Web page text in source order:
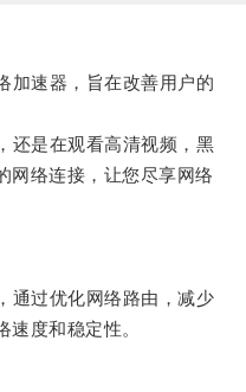
速器，旨在改善用户的
是在观看高清视频，黑
网络连接，让您尽享网络
过优化网络路由，减少
度和稳定性。